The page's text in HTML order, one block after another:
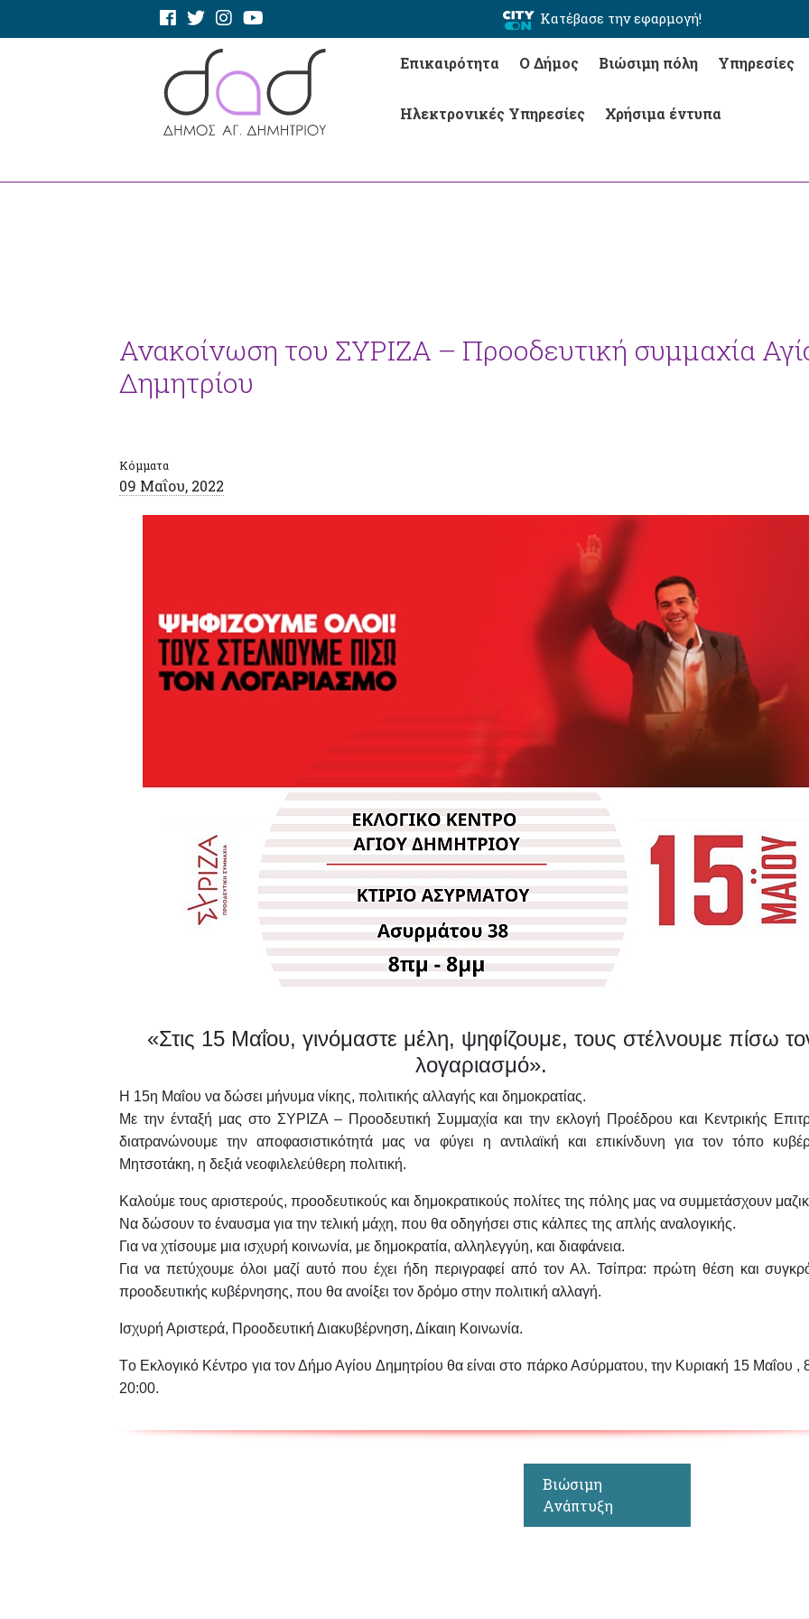
Κατέβασε την εφαρμογή!
Επικαιρότητα Ο Δήμος Βιώσιμη πόλη Υπηρεσίες
Ηλεκτρονικές Υπηρεσίες Χρήσιμα έντυπα
Ανακοίνωση του ΣΥΡΙΖΑ – Προοδευτική συμμαχία
Δημητρίου
Κόμματα
09 Μαΐου, 2022
«Στις 15 Μαΐου, γινόμαστε μέλη, ψηφίζουμε, τους στέλνουμε πίσω
λογαριασμό».
Η 15η Μαΐου να δώσει μήνυμα νίκης, πολιτικής αλλαγής και δημοκρατίας.
Με την ένταξή μας στο ΣΥΡΙΖΑ – Προοδευτική Συμμαχία και την εκλογή Προέδρου και Κεντρικής
διατρανώνουμε την αποφασιστικότητά μας να φύγει η αντιλαϊκή και επικίνδυνη για τον τόπο
Μητσοτάκη, η δεξιά νεοφιλελεύθερη πολιτική.
Καλούμε τους αριστερούς, προοδευτικούς και δημοκρατικούς πολίτες της πόλης μας να συμμετάσχουν
Να δώσουν το έναυσμα για την τελική μάχη, που θα οδηγήσει στις κάλπες της απλής αναλογικής.
Για να χτίσουμε μια ισχυρή κοινωνία, με δημοκρατία, αλληλεγγύη, και διαφάνεια.
Για να πετύχουμε όλοι μαζί αυτό που έχει ήδη περιγραφεί από τον Αλ. Τσίπρα: πρώτη θέση και
προοδευτικής κυβέρνησης, που θα ανοίξει τον δρόμο στην πολιτική αλλαγή.
Ισχυρή Αριστερά, Προοδευτική Διακυβέρνηση, Δίκαιη Κοινωνία.
Το Εκλογικό Κέντρο για τον Δήμο Αγίου Δημητρίου θα είναι στο πάρκο Ασύρματου, την Κυριακή 15 Μαΐου ,
20:00.
Βιώσιμη
Ανάπτυξη